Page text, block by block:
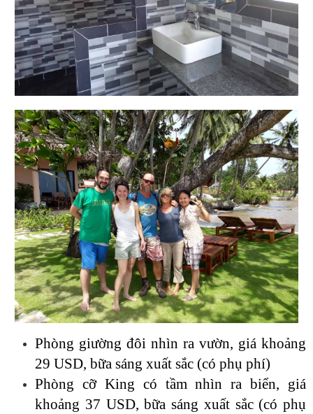
Phòng giường đôi nhìn ra vườn, giá khoảng
29 USD, bữa sáng xuất sắc (có phụ phí)
Phòng cỡ King có tầm nhìn ra biển, giá
khoảng 37 USD, bữa sáng xuất sắc (có phụ